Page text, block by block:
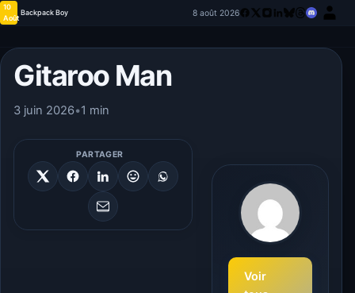
10
Août
Backpack Boy 8 août 2026
Gitaroo Man
3 juin 2026•1 min
PARTAGER
Voir